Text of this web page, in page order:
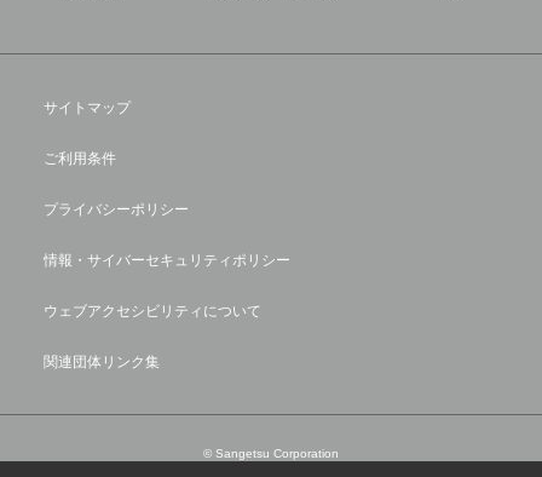
サイトマップ
ご利用条件
プライバシーポリシー
情報・サイバーセキュリティポリシー
ウェブアクセシビリティについて
関連団体リンク集
© Sangetsu Corporation